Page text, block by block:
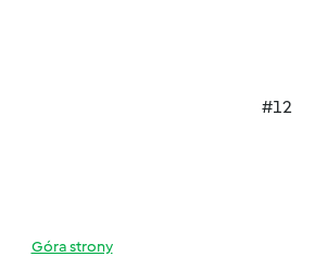
#12
Góra strony